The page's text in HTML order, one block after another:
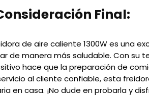
Final:
de aire caliente 1300W es una
de manera más saludable. Con su
hace que la preparación de
al cliente confiable, esta
en casa. ¡No dude en probarla y